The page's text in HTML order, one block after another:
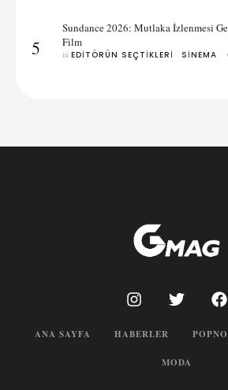
5
Sundance 2026: Mutlaka İzlenmesi
Film
in EDITÖRÜN SEÇTIKLERI SINEMA
ANA SAYFA HABERLER
MODA